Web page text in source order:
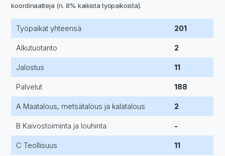
koordinaatteja (n. 8% kaikista työpaikoista).
Työpaikat yhteensä 201
Alkutuotanto 2
Jalostus 11
Palvelut 188
A Maatalous, metsätalous ja kalatalous 2
B Kaivostoiminta ja louhinta -
C Teollisuus 11